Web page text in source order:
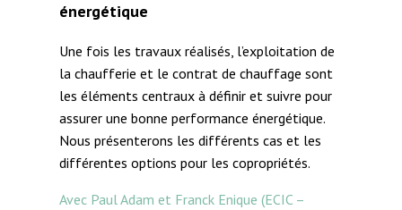
énergétique
Une fois les travaux réalisés, l’exploitation de
la chaufferie et le contrat de chauffage sont
les éléments centraux à définir et suivre pour
assurer une bonne performance énergétique.
Nous présenterons les différents cas et les
différentes options pour les copropriétés.
Avec Paul Adam et Franck Enique (ECIC –